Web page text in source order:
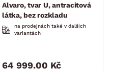
Alvaro, tvar U, antracitová
látka, bez rozkladu
na prodejnách také v dalších
variantách
64 999.00 Kč